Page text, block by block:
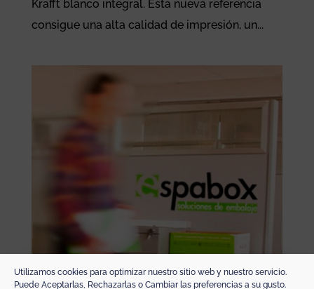
Utilizamos cookies para optimizar nuestro sitio web y nuestro servicio.
Puede Aceptarlas, Rechazarlas o Cambiar las preferencias a su gusto.
Krafft blanco integral. Esta nueva referencia
consigue una alta calidad de impresión, un...